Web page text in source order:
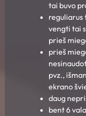
tai buvo
reguliarus
vengti tai
prieš
prieš
pvz.,
ekrano
daug
bent 6